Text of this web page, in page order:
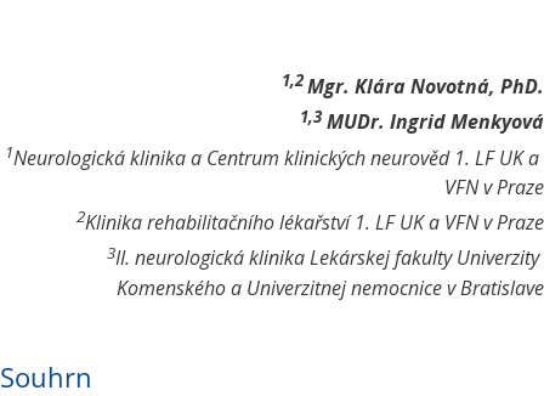
1,2 Mgr. Klára Novotná, PhD.
1,3 MUDr. Ingrid Menkyová
1Neurologická klinika a Centrum klinických neurověd 1. LF UK a
VFN v Praze
2Klinika rehabilitačního lékařství 1. LF UK a VFN v Praze
3II. neurologická klinika Lekárskej fakulty Univerzity
Komenského a Univerzitnej nemocnice v Bratislave
Souhrn